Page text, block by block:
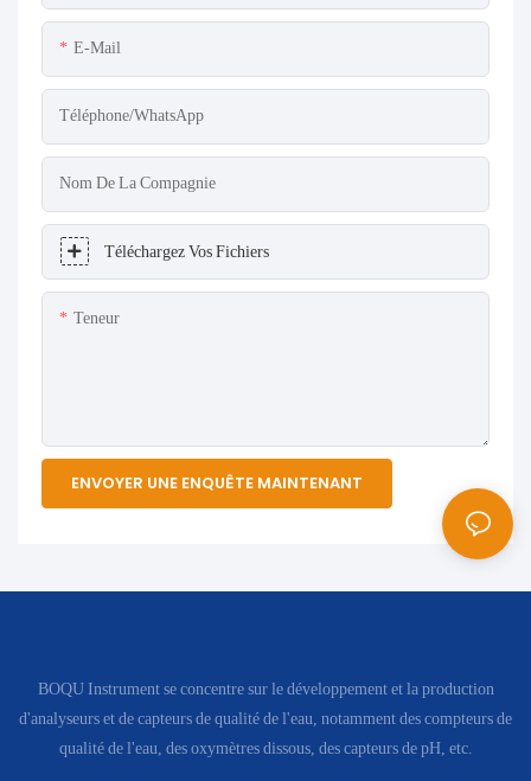
E-Mail
Téléphone/WhatsApp
Nom De La Compagnie
Téléchargez Vos Fichiers
Teneur
ENVOYER UNE ENQUÊTE MAINTENANT
BOQU Instrument se concentre sur le développement et la production
d'analyseurs et de capteurs de qualité de l'eau, notamment des compteurs de
qualité de l'eau, des oxymètres dissous, des capteurs de pH, etc.